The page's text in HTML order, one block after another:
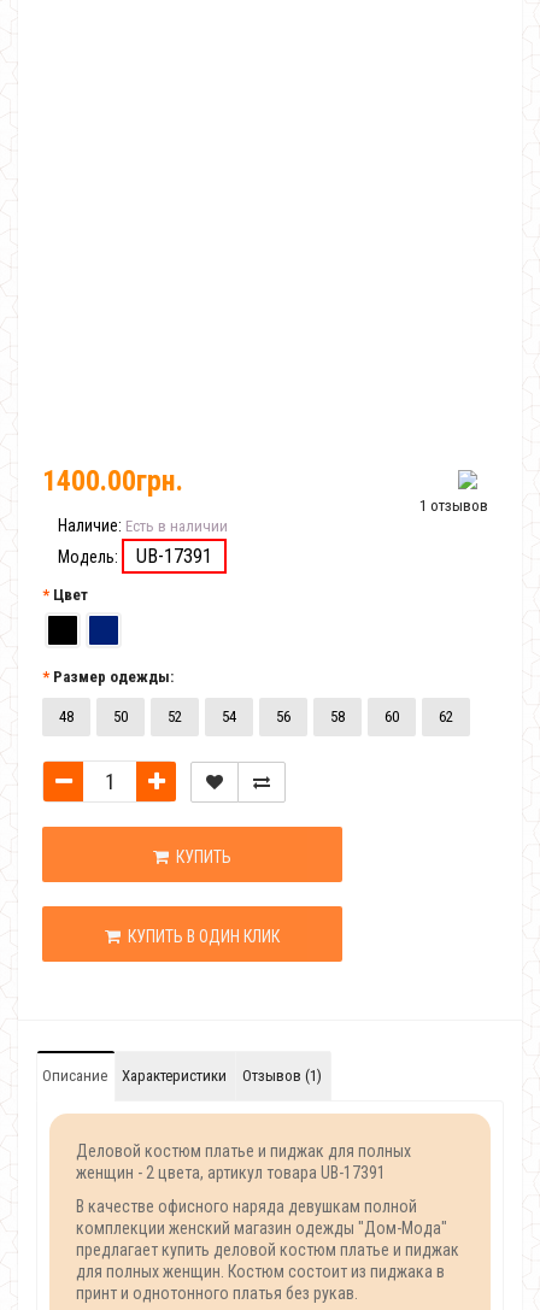
1 отзывов
1400.00грн.
Наличие: Есть в наличии
Модель: UB-17391
Цвет
Размер одежды:
48 50 52 54 56 58 60 62
КУПИТЬ
КУПИТЬ В ОДИН КЛИК
Описание Характеристики Отзывов (1)
Деловой костюм платье и пиджак для полных
женщин - 2 цвета, артикул товара UB-17391
В качестве офисного наряда девушкам полной
комплекции женский магазин одежды "Дом-Мода"
предлагает купить деловой костюм платье и пиджак
для полных женщин. Костюм состоит из пиджака в
принт и однотонного платья без рукав.